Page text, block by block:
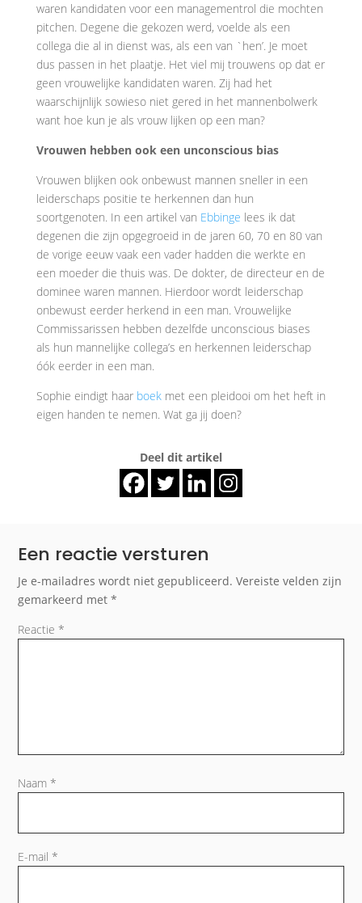
waren kandidaten voor een managementrol die mochten
pitchen. Degene die gekozen werd, voelde als een
collega die al in dienst was, als een van `hen’. Je moet
dus passen in het plaatje. Het viel mij trouwens op dat er
geen vrouwelijke kandidaten waren. Zij had het
waarschijnlijk sowieso niet gered in het mannenbolwerk
want hoe kun je als vrouw lijken op een man?
Vrouwen hebben ook een unconscious bias
Vrouwen blijken ook onbewust mannen sneller in een
leiderschaps positie te herkennen dan hun
soortgenoten. In een artikel van Ebbinge lees ik dat
degenen die zijn opgegroeid in de jaren 60, 70 en 80 van
de vorige eeuw vaak een vader hadden die werkte en
een moeder die thuis was. De dokter, de directeur en de
dominee waren mannen. Hierdoor wordt leiderschap
onbewust eerder herkend in een man. Vrouwelijke
Commissarissen hebben dezelfde unconscious biases
als hun mannelijke collega’s en herkennen leiderschap
óók eerder in een man.
Sophie eindigt haar boekmet een pleidooi om het heft in
eigen handen te nemen. Wat ga jij doen?
Deel dit artikel
Een reactie versturen
Je e-mailadres wordt niet gepubliceerd. Vereiste velden zijn
gemarkeerd met*
Reactie*
Naam*
E-mail*